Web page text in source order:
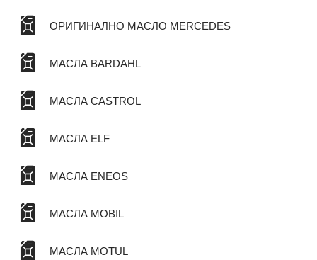
ОРИГИНАЛНО МАСЛО MERCEDES
МАСЛА BARDAHL
МАСЛА CASTROL
МАСЛА ELF
МАСЛА ENEOS
МАСЛА MOBIL
МАСЛА MOTUL